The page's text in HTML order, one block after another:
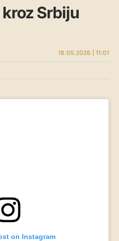
Srbiju
18.05.2026 | 11:01
on Instagram